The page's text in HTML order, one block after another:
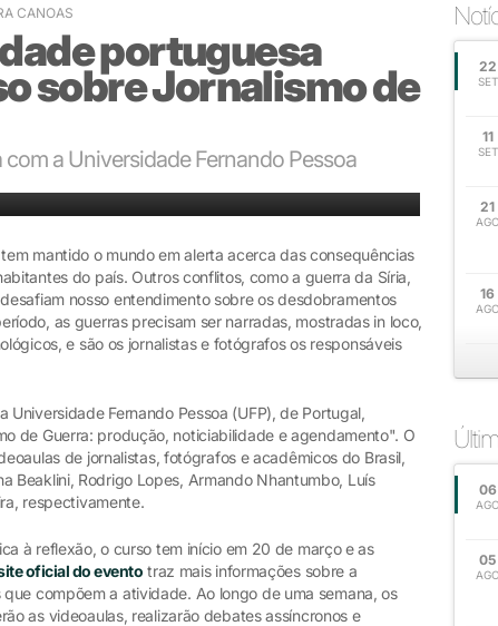
CANOAS
portuguesa
sobre Jornalismo de
a Universidade Fernando Pessoa
mantido o mundo em alerta acerca das consequências
do país. Outros conflitos, como a guerra da Síria,
nosso entendimento sobre os desdobramentos
as guerras precisam ser narradas, mostradas in loco,
e são os jornalistas e fotógrafos os responsáveis
Universidade Fernando Pessoa (UFP), de Portugal,
de Guerra: produção, noticiabilidade e agendamento". O
de jornalistas, fotógrafos e acadêmicos do Brasil,
Beaklini, Rodrigo Lopes, Armando Nhantumbo, Luís
respectivamente.
à reflexão, o curso tem início em 20 de março e as
oficial do evento traz mais informações sobre a
compõem a atividade. Ao longo de uma semana, os
as videoaulas, realizarão debates assíncronos e
22
SET
11
SET
21
AGO
16
AGO
06
AGO
05
AGO